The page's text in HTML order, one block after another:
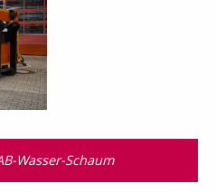
Wasser-Schaum